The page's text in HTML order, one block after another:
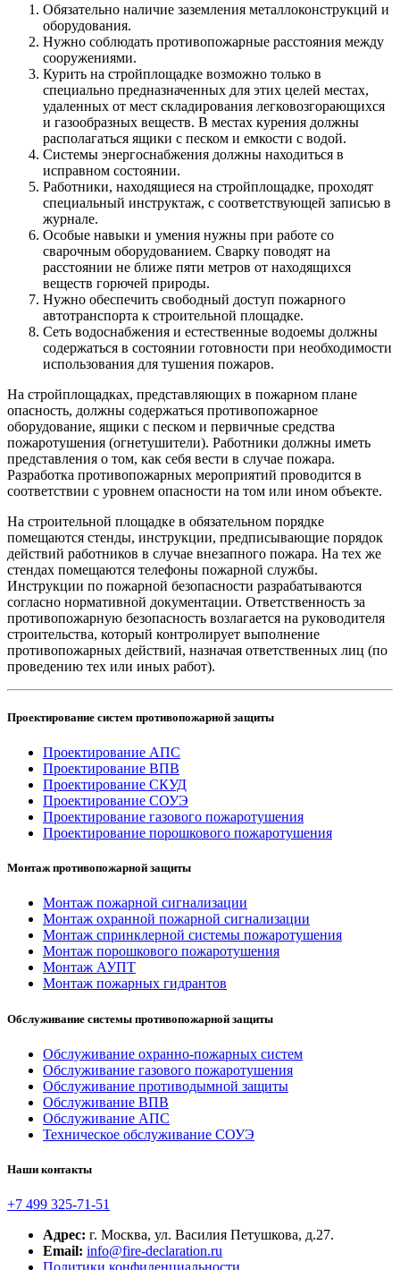
Обязательно наличие заземления металлоконструкций и
оборудования.
Нужно соблюдать противопожарные расстояния между
сооружениями.
Курить на стройплощадке возможно только в
специально предназначенных для этих целей местах,
удаленных от мест складирования легковозгорающихся
и газообразных веществ. В местах курения должны
располагаться ящики с песком и емкости с водой.
Системы энергоснабжения должны находиться в
исправном состоянии.
Работники, находящиеся на стройплощадке, проходят
специальный инструктаж, с соответствующей записью в
журнале.
Особые навыки и умения нужны при работе со
сварочным оборудованием. Сварку поводят на
расстоянии не ближе пяти метров от находящихся
веществ горючей природы.
Нужно обеспечить свободный доступ пожарного
автотранспорта к строительной площадке.
Сеть водоснабжения и естественные водоемы должны
содержаться в состоянии готовности при необходимости
использования для тушения пожаров.
На стройплощадках, представляющих в пожарном плане
опасность, должны содержаться противопожарное
оборудование, ящики с песком и первичные средства
пожаротушения (огнетушители). Работники должны иметь
представления о том, как себя вести в случае пожара.
Разработка противопожарных мероприятий проводится в
соответствии с уровнем опасности на том или ином объекте.
На строительной площадке в обязательном порядке
помещаются стенды, инструкции, предписывающие порядок
действий работников в случае внезапного пожара. На тех же
стендах помещаются телефоны пожарной службы.
Инструкции по пожарной безопасности разрабатываются
согласно нормативной документации. Ответственность за
противопожарную безопасность возлагается на руководителя
строительства, который контролирует выполнение
противопожарных действий, назначая ответственных лиц (по
проведению тех или иных работ).
Проектирование систем противопожарной защиты
Проектирование АПС
Проектирование ВПВ
Проектирование СКУД
Проектирование СОУЭ
Проектирование газового пожаротушения
Проектирование порошкового пожаротушения
Монтаж противопожарной защиты
Монтаж пожарной сигнализации
Монтаж охранной пожарной сигнализации
Монтаж спринклерной системы пожаротушения
Монтаж порошкового пожаротушения
Монтаж АУПТ
Монтаж пожарных гидрантов
Обслуживание системы противопожарной защиты
Обслуживание охранно-пожарных систем
Обслуживание газового пожаротушения
Обслуживание противодымной защиты
Обслуживание ВПВ
Обслуживание АПС
Техническое обслуживание СОУЭ
Наши контакты
+7 499 325-71-51
Адрес: г. Москва, ул. Василия Петушкова, д.27.
Email: info@fire-declaration.ru
Политики конфиденциальности